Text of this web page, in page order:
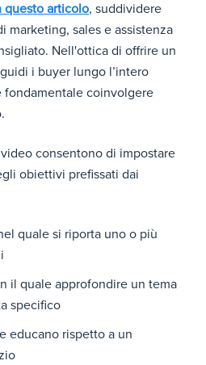
questo articolo, suddividere
marketing, sales e assistenza
Nell'ottica di offrire un
i buyer lungo l’intero
fondamentale coinvolgere
consentono di impostare
obiettivi prefissati dai
quale si riporta uno o più
il quale approfondire un tema
specifico
educano rispetto a un